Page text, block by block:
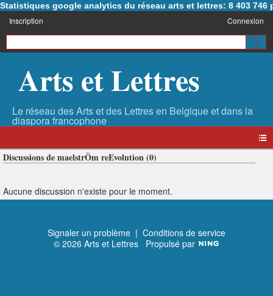
Statistiques google analytics du réseau arts et lettres: 8 403 746
Inscription Connexion
Arts et Lettres
Discussions de maelstrÖm reEvolution (0)
Aucune discussion n'existe pour le moment.
Signaler un problème | Conditions de service
© 2026 Arts et Lettres Propulsé par